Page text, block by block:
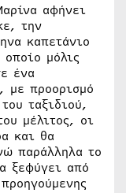
αφήνει
την
καπετάνιο
μόλις
ένα
με προορισμό
ταξιδιού,
μέλιτος, οι
και θα
παράλληλα το
ξεφύγει από